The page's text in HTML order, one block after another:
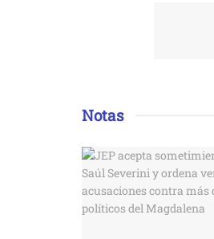
Notas